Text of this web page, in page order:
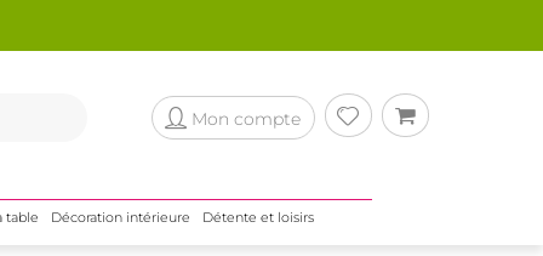
Mon compte
table Décoration intérieure Détente et loisirs